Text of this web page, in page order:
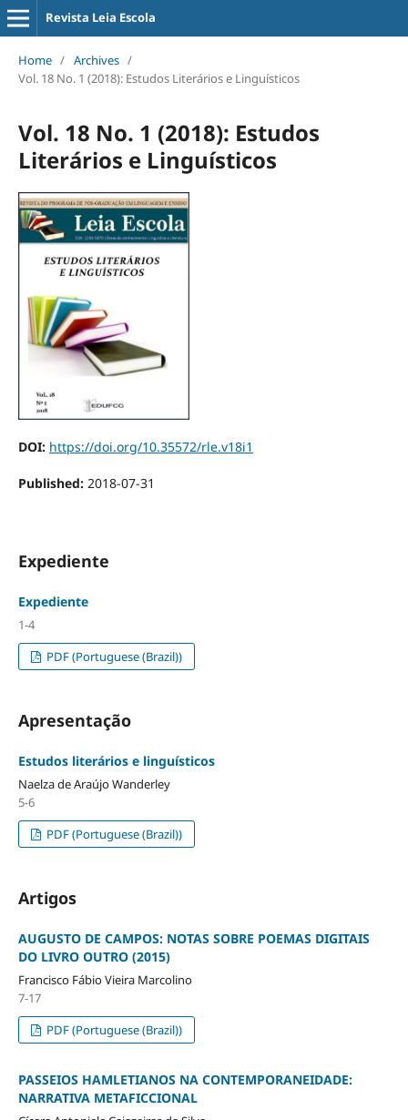
Revista Leia Escola
Home / Archives /
Vol. 18 No. 1 (2018): Estudos Literários e Linguísticos
Vol. 18 No. 1 (2018): Estudos
Literários e Linguísticos
DOI: https://doi.org/10.35572/rle.v18i1
Published: 2018-07-31
Expediente
Expediente
1-4
PDF (Portuguese (Brazil))
Apresentação
Estudos literários e linguísticos
Naelza de Araújo Wanderley
5-6
PDF (Portuguese (Brazil))
Artigos
AUGUSTO DE CAMPOS: NOTAS SOBRE POEMAS DIGITAIS
DO LIVRO OUTRO (2015)
Francisco Fábio Vieira Marcolino
7-17
PDF (Portuguese (Brazil))
PASSEIOS HAMLETIANOS NA CONTEMPORANEIDADE:
NARRATIVA METAFICCIONAL